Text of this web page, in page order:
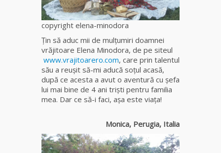
Tămăduitoarea
Cea mai
puternică
de magie
albă și
Clarvăzătoarea
Elena Natașa
copyright elena-minodora
Țin să aduc mii de mulţumiri doamnei
vrăjitoare Elena Minodora, de pe siteul
www.vrajitoarero.com, care prin talentul
său a reuşit să-mi aducă soţul acasă,
după ce acesta a avut o aventură cu şefa
lui mai bine de 4 ani triști pentru familia
mea. Dar ce să-i faci, așa este viața!
Monica, Perugia, Italia